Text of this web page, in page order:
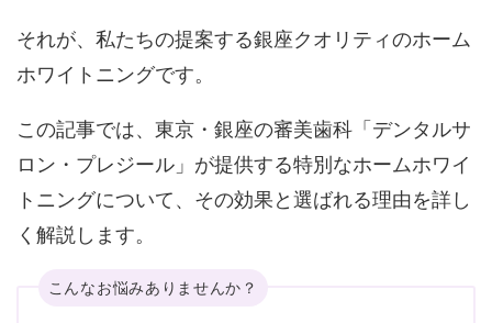
それが、私たちの提案する銀座クオリティのホーム
ホワイトニングです。
この記事では、東京・銀座の審美歯科「デンタルサ
ロン・プレジール」が提供する特別なホームホワイ
トニングについて、その効果と選ばれる理由を詳し
く解説します。
こんなお悩みありませんか？